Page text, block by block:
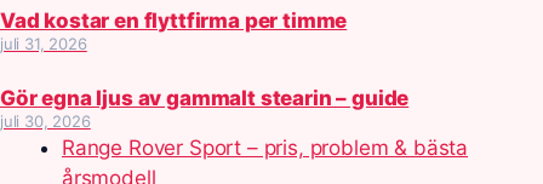
Vad kostar en flyttfirma per timme
juli 31, 2026
Gör egna ljus av gammalt stearin – guide
juli 30, 2026
Range Rover Sport – pris, problem & bästa
årsmodell